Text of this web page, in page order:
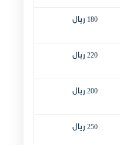
180 ريال
220 ريال
200 ريال
250 ريال